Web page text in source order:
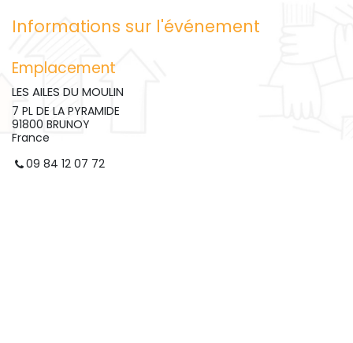
Informations sur l'événement
Emplacement
LES AILES DU MOULIN
7 PL DE LA PYRAMIDE
91800 BRUNOY
France
09 84 12 07 72